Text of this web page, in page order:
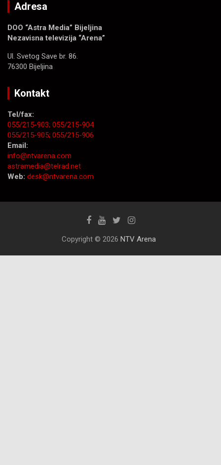
Adresa
DOO “Astra Media” Bijeljina
Nezavisna televizija “Arena”
Ul. Svetog Save br. 86.
76300 Bijeljina
Kontakt
Tel/fax:
055/215-903; 055/215-904
055/215-905; 055/215-906
Email:
info@ntvarena.com
astramedia@telrad.net
Web: desk@ntvarena.com
Copyright © 2026 NTV Arena